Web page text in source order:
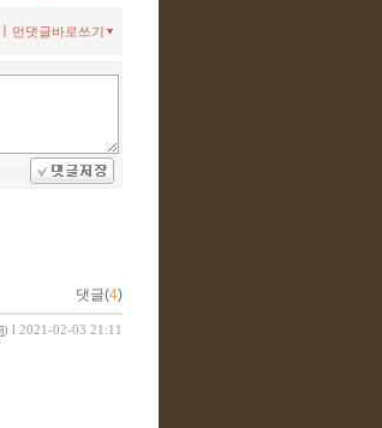
먼댓글바로쓰기
댓글(4)
) l 2021-02-03 21:11